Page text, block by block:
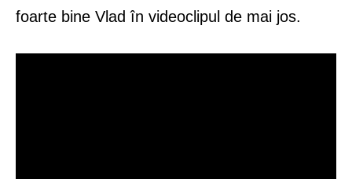
foarte bine Vlad în videoclipul de mai jos.